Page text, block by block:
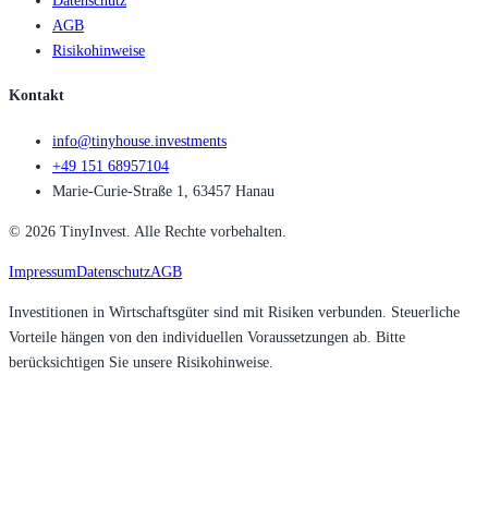
AGB
Risikohinweise
Kontakt
info@tinyhouse.investments
+49 151 68957104
Marie-Curie-Straße 1, 63457 Hanau
© 2026 TinyInvest. Alle Rechte vorbehalten.
ImpressumDatenschutzAGB
Investitionen in Wirtschaftsgüter sind mit Risiken verbunden. Steuerliche
Vorteile hängen von den individuellen Voraussetzungen ab. Bitte
berücksichtigen Sie unsere Risikohinweise.